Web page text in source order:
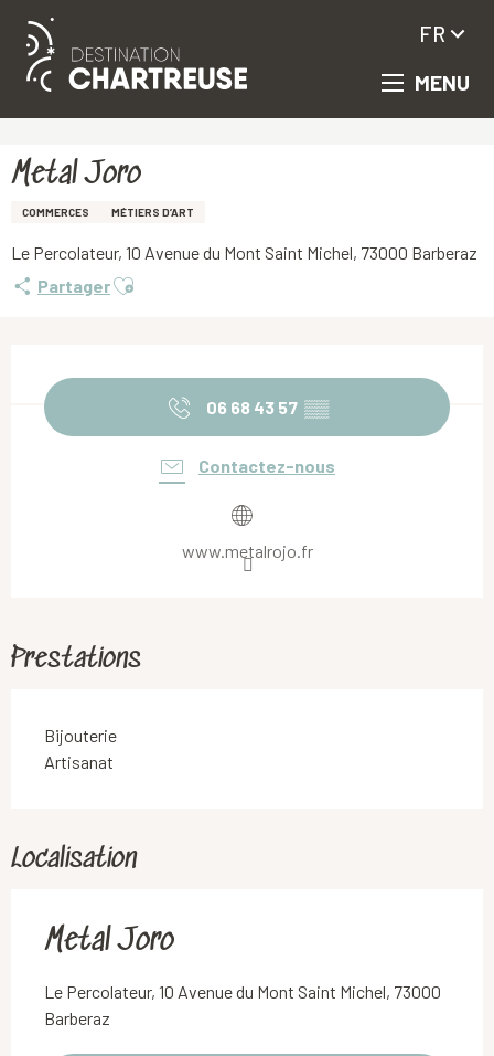
Aller
principal
MENU
FR
Metal Joro
COMMERCES MÉTIERS D’ART
Le Percolateur, 10 Avenue du Mont Saint Michel, 73000 Barberaz
PartagerAjouter aux favoris
06 68 43 57 ▒▒
Contactez-nous
www.metalrojo.fr
Prestations
Bijouterie
Artisanat
Localisation
Metal Joro
Le Percolateur, 10 Avenue du Mont Saint Michel, 73000
Barberaz